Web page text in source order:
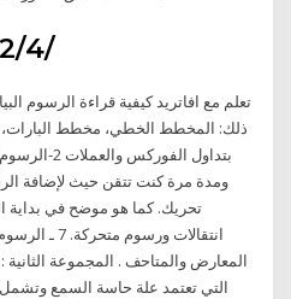
20‏‏/4‏‏/1442 بعد الهجرة
تعلم مع افاتريد كيفية قراءة الرسوم
ذلك: المخطط الخطي، مخطط البارات،
ومدة مرة كنت تتقن حيث لإضافة
تحريك. كما هو موضح في بداية
المعارض والمتاحف . المجموعة